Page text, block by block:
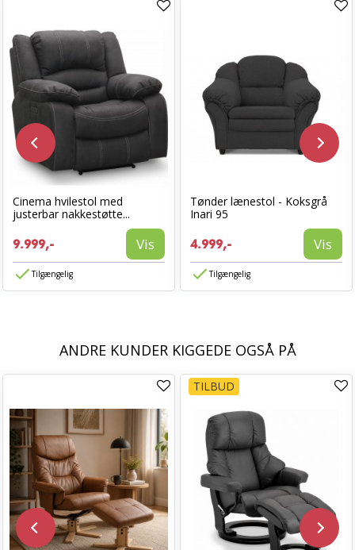
Cinema hvilestol med
justerbar nakkestøtte...
9.999,- Vis
Tilgængelig
Tønder lænestol - Koksgrå
Inari 95
4.999,- Vis
Tilgængelig
ANDRE KUNDER KIGGEDE OGSÅ PÅ
TILBUD